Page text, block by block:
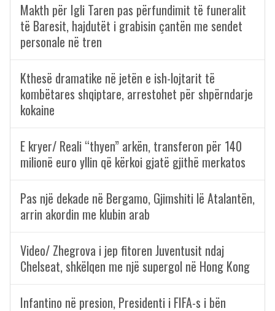
Makth për Igli Taren pas përfundimit të funeralit
të Baresit, hajdutët i grabisin çantën me sendet
personale në tren
Kthesë dramatike në jetën e ish-lojtarit të
kombëtares shqiptare, arrestohet për shpërndarje
kokaine
E kryer/ Reali “thyen” arkën, transferon për 140
milionë euro yllin që kërkoi gjatë gjithë merkatos
Pas një dekade në Bergamo, Gjimshiti lë Atalantën,
arrin akordin me klubin arab
Video/ Zhegrova i jep fitoren Juventusit ndaj
Chelseat, shkëlqen me një supergol në Hong Kong
Infantino në presion, Presidenti i FIFA-s i bën